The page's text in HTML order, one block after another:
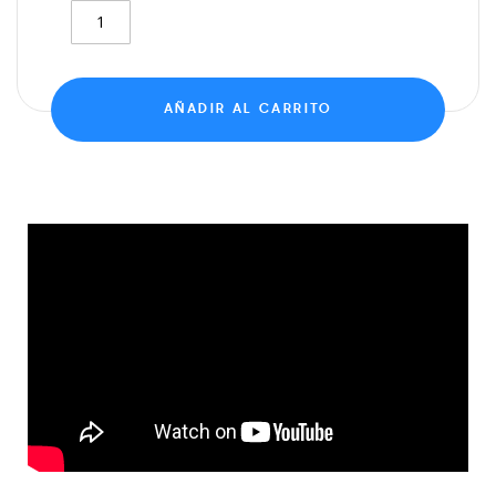
AÑADIR AL CARRITO